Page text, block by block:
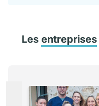
Les entreprises